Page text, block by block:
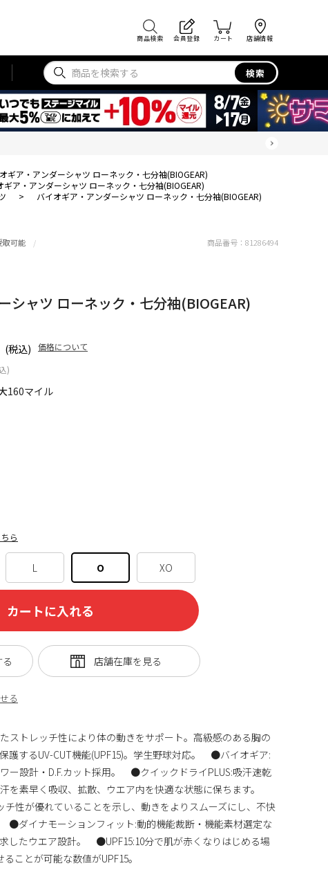
商品検索 会員登録 カート 店舗情報
検索
ギア・アンダーシャツ ローネック・七分袖(BIOGEAR)
ギア・アンダーシャツ ローネック・七分袖(BIOGEAR)
> バイオギア・アンダーシャツ ローネック・七分袖(BIOGEAR)
160マイル
取可能
シャツ ローネック・七分袖(BIOGEAR)
)
(税込) 価格について
L O XO
ら
カートに入れる
る
商品番号： 81286494
ストレッチ性により体の動きをサポート。高級感のある胸の
護するUV-CUT機能(UPF15)。学生野球対応。 ●バイオギア:
ー設計・D.F.カット採用。 ●クイックドライPLUS:吸汗速乾
を素早く吸収、拡散、ウエア内を快適な状態に保ちます。
性が優れていることを示し、動きをよりスムーズにし、不快
●ダイナモーションフィット:動的機能裁断・機能素材選定な
したウエア設計。 ●UPF15:10分で肌が赤くなりはじめる場
ことが可能な数値がUPF15。